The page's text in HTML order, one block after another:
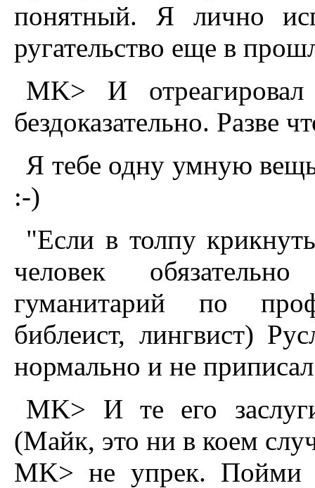
понятный. Я лично
ругательство еще в
MK> И
бездоказательно. Разве
Я тебе одну умную
:-)
"Если в толпу
человек
гуманитарий по
библеист, лингвист)
нормально и не
MK> И те его
(Майк, это ни в коем
MK> не упрек. Пойми